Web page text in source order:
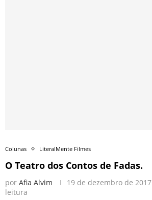
Colunas LiteralMente Filmes
O Teatro dos Contos de Fadas.
por Afia Alvim 19 de dezembro de 2017
leitura